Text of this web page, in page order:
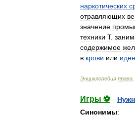
наркотических
отравляющих
значение
техники Т.
содержимое
в крови или
Энциклопедия права
Игры ⚽
Синонимы: